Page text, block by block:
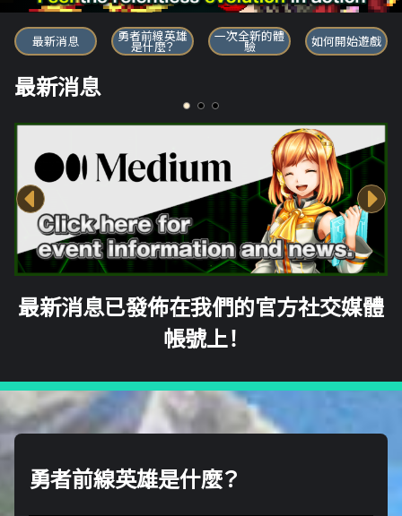
勇者前線英雄
最新消息 勇者前線英雄
是什麼？
一次全新的體
驗 如何開始遊戲
最新消息
最新消息已發佈在我們的官方社交媒體
帳號上！
勇者前線英雄是什麼？